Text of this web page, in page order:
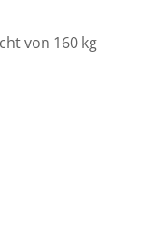
von 160 kg